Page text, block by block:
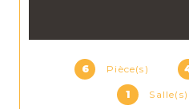
6 Pièce(s)
1
électrique et jardin,
Buanderie avec